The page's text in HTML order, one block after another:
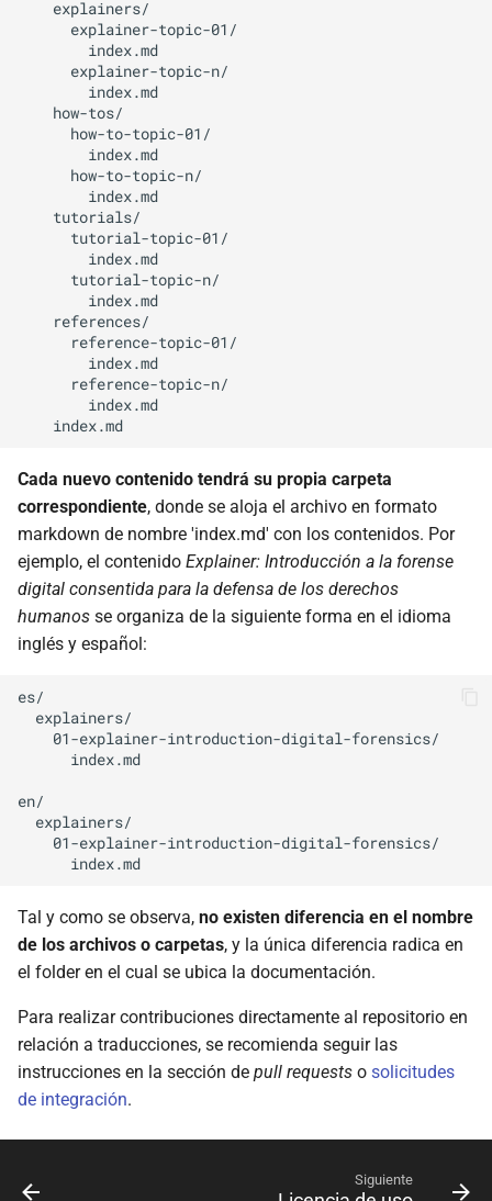
    explainers/
      explainer-topic-01/
        index.md
      explainer-topic-n/
        index.md
    how-tos/
      how-to-topic-01/
        index.md
      how-to-topic-n/
        index.md
    tutorials/
      tutorial-topic-01/
        index.md
      tutorial-topic-n/
        index.md
    references/
      reference-topic-01/
        index.md
      reference-topic-n/
        index.md
Cada nuevo contenido tendrá su propia carpeta
correspondiente, donde se aloja el archivo en formato
markdown de nombre 'index.md' con los contenidos. Por
ejemplo, el contenido Explainer: Introducción a la forense
digital consentida para la defensa de los derechos
humanos se organiza de la siguiente forma en el idioma
inglés y español:
es/
  explainers/
    01-explainer-introduction-digital-forensics/
      index.md
en/
  explainers/
    01-explainer-introduction-digital-forensics/
Tal y como se observa, no existen diferencia en el nombre
de los archivos o carpetas, y la única diferencia radica en
el folder en el cual se ubica la documentación.
Para realizar contribuciones directamente al repositorio en
relación a traducciones, se recomienda seguir las
instrucciones en la sección de pull requests o solicitudes
de integración.
Siguiente